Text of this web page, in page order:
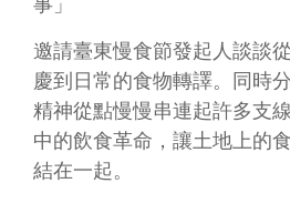
題
站
隱
私
事」
邀請臺東慢食節發起人談談
慶到日常的食物轉譯。同時
精神從點慢慢串連起許多支
中的飲食革命，讓土地上的
結在一起。